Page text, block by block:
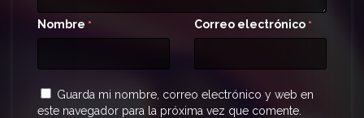
Nombre * Correo electrónico *
Guarda mi nombre, correo electrónico y web en
este navegador para la próxima vez que comente.